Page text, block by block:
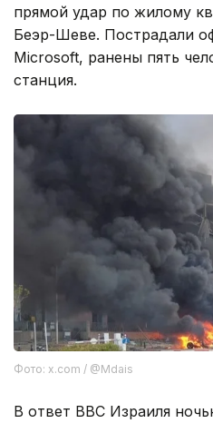
прямой удар по жилому
Беэр-Шеве. Пострадали
Microsoft, ранены пять
станция.
Фото: x.com / @Mdais
В ответ ВВС Израиля